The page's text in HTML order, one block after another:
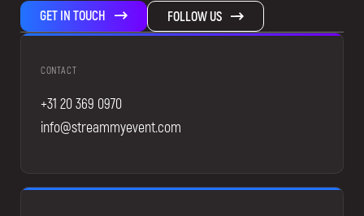
GET IN TOUCH FOLLOW US
CONTACT
+31 20 369 0970
info@streammyevent.com